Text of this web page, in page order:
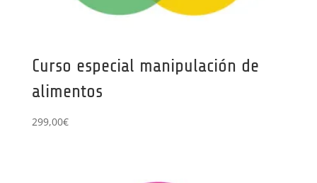
Curso especial manipulación de
alimentos
299,00€